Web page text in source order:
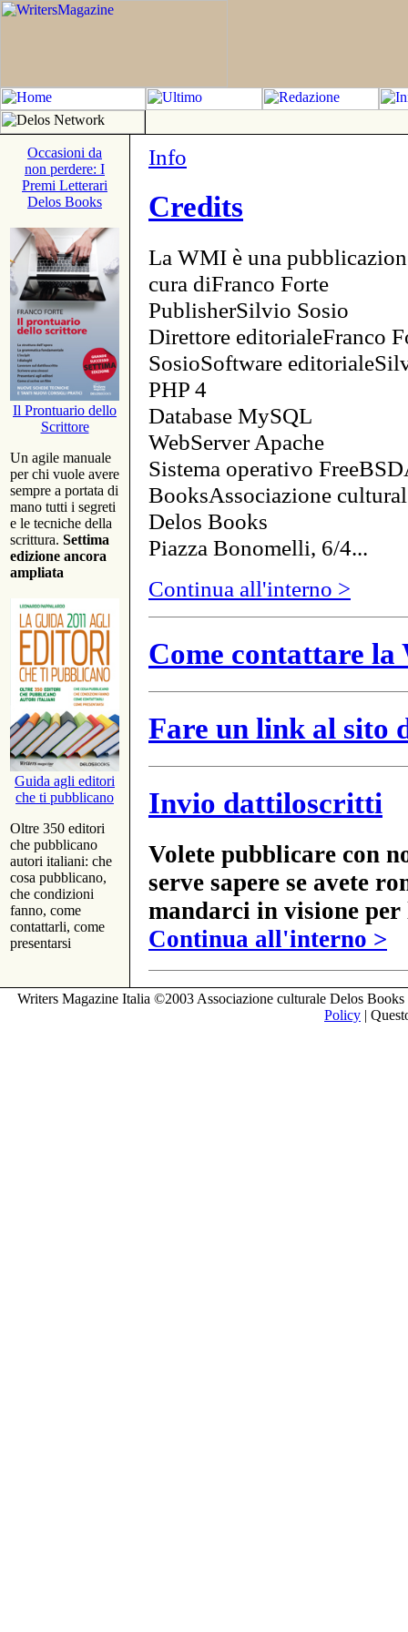
Occasioni da
non perdere: I
Premi Letterari
Delos Books
Il Prontuario dello
Scrittore
Un agile manuale
per chi vuole avere
sempre a portata di
mano tutti i segreti
e le tecniche della
scrittura. Settima
edizione ancora
ampliata
Guida agli editori
che ti pubblicano
Oltre 350 editori
che pubblicano
autori italiani: che
cosa pubblicano,
che condizioni
fanno, come
contattarli, come
presentarsi
Info
Credits
La WMI è una
cura diFranco Forte
PublisherSilvio Sosio
Direttore editorialeFranco
SosioSoftware
PHP 4
Database MySQL
WebServer Apache
Sistema operativo
BooksAssociazione
Delos Books
Piazza Bonomelli, 6/4...
Continua all'interno >
Come contattare
Fare un link al sito
Invio dattiloscritti
Volete pubblicare con
serve sapere se avete
mandarci in visione
Continua all'interno >
Writers Magazine Italia ©2003 Associazione culturale Delos
Policy |